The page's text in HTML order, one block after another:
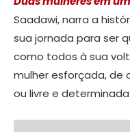
Saadawi, narra a
sua jornada para ser
como todos à sua
mulher esforçada, de
ou livre e